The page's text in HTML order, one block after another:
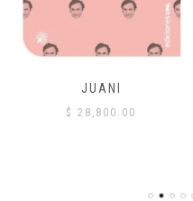
JUANI
$ 28,800.00